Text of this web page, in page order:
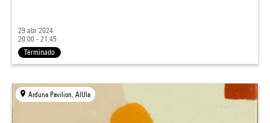
29 abr 2024
20:00 - 21:45
Terminado
Arduna Pavilion, AlUla